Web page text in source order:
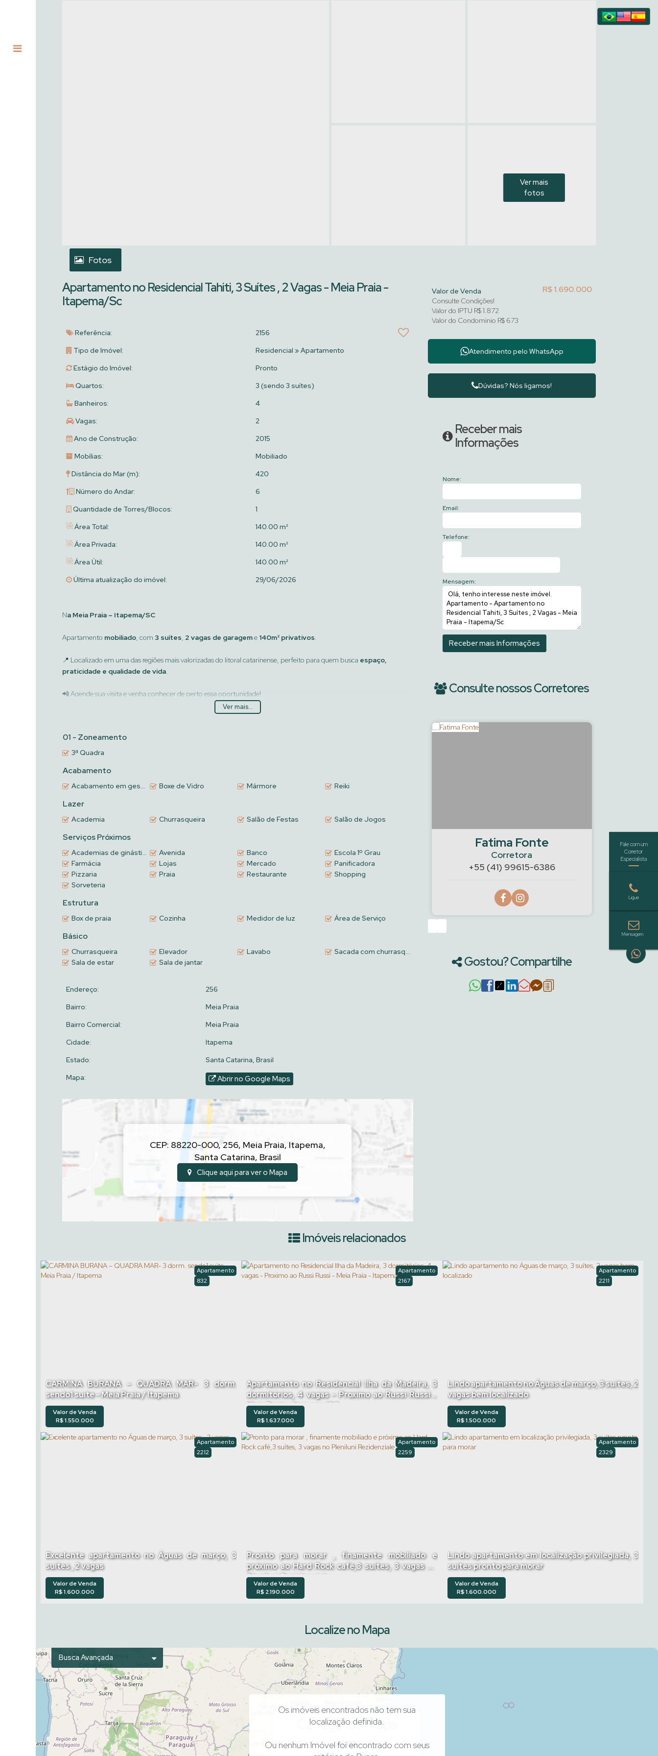
Fotos
Apartamento no Residencial Tahiti, 3 Suítes , 2 Vagas - Meia Praia -
Itapema/Sc
Referência:
2156
Tipo de Imóvel:
Residencial » Apartamento
Estágio do Imóvel:
Pronto
Quartos:
3 (sendo 3 suítes)
Banheiros:
4
Vagas:
2
Ano de Construção:
2015
Mobílias:
Mobiliado
Distância do Mar (m):
420
Número do Andar:
6
Quantidade de Torres/Blocos:
1
Área Total:
140.00 m²
Área Privada:
140.00 m²
Área Útil:
140.00 m²
Última atualização do imóvel:
29/06/2026
Na Meia Praia – Itapema/SC
Apartamento mobiliado, com 3 suítes, 2 vagas de garageme 140m² privativos.
📍 Localizado em uma das regiões mais valorizadas do litoral catarinense, perfeito para quem busca espaço,
praticidade e qualidade de vida.
📲 Agende sua visita e venha conhecer de perto essa oportunidade!
Ver mais...
01 - Zoneamento
3ª Quadra
Acabamento
Acabamento em gesso Boxe de Vidro Mármore Reiki
Lazer
Academia Churrasqueira Salão de Festas Salão de Jogos
Serviços Próximos
Academias de ginástica Avenida Banco
Escola 1º Grau
Farmácia
Lojas Mercado
Panificadora
Pizzaria
Praia Restaurante
Shopping
Sorveteria
Estrutura
Box de praia Cozinha Medidor de luz Área de Serviço
Básico
Churrasqueira Elevador Lavabo
Sacada com churrasqueira a carvão
Sala de estar
Sala de jantar
Endereço:
256
Bairro:
Meia Praia
Bairro Comercial:
Meia Praia
Cidade:
Itapema
Estado:
Santa Catarina, Brasil
Mapa:
Abrir no Google Maps
CEP: 88220-000,256, Meia Praia, Itapema,
Santa Catarina, Brasil
Clique aqui para ver o Mapa
R$1.690.000
Valor de Venda
Consulte Condições!
Valor do IPTU R$1.872
Valor do Condominio R$ 673
Atendimento pelo WhatsApp
Dúvidas? Nós ligamos!
Receber mais
Informações
Nome:
Email:
Telefone:
Mensagem:
Consulte nossos Corretores
Fatima Fonte
+55 (41) 99615-6386
Corretora
+55
Gostou? Compartilhe
Imóveis relacionados
CARMINA BURANA – QUADRA MAR- 3 dorm.
sendo1 suite - Meia Praia / Itapema
832
Apartamento
R$1.550.000
Valor de Venda
Apartamento no Residencial Ilha da Madeira, 3
dormitórios, 4 vagas - Proximo ao Russi Russi -
Meia Praia - Itapema/SC
2167
Apartamento
R$1.637.000
Valor de Venda
Lindo apartamento no Águas de março, 3 suítes, 2
vagas bem localizado
2211
Apartamento
R$1.500.000
Valor de Venda
Excelente apartamento no Águas de março, 3
suítes , 2 vagas
2212
Apartamento
R$1.600.000
Valor de Venda
Pronto para morar , finamente mobiliado e
próximo ao Hard Rock café,3 suítes, 3 vagas no
Pleniluni Rezidenziale
2259
Apartamento
R$ 2.190.000
Valor de Venda
Lindo apartamento em localização privilegiada, 3
suítes pronto para morar
2329
Apartamento
R$1.600.000
Valor de Venda
Localize no Mapa
Carregando Mapa
Os imóveis encontrados não tem sua
localização definida.
Ou nenhum Imóvel foi encontrado com seus
Busca Avançada